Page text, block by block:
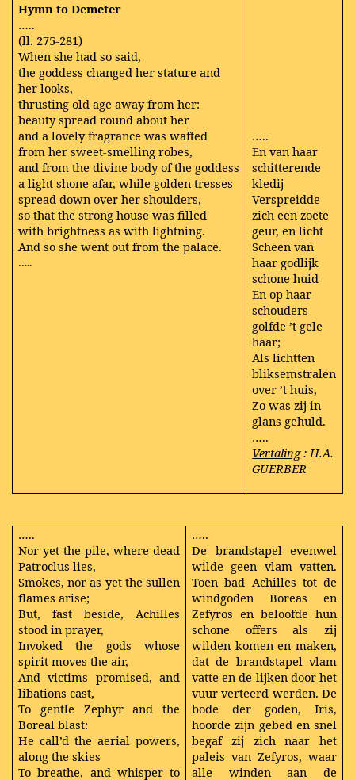
Hymn to Demeter
…..
(ll. 275-281)
When she had so said,
the goddess changed her stature and
her looks,
thrusting old age away from her:
beauty spread round about her
and a lovely fragrance was wafted
from her sweet-smelling robes,
and from the divine body of the goddess
a light shone afar, while golden tresses
spread down over her shoulders,
so that the strong house was filled
with brightness as with lightning.
And so she went out from the palace.
…..
…..
En van haar
schitterende
kledij
Verspreidde
zich een zoete
geur, en licht
Scheen van
haar godlijk
schone huid
En op haar
schouders
golfde ’t gele
haar;
Als lichtten
bliksemstralen
over ’t huis,
Zo was zij in
glans gehuld.
…..
Vertaling : H.A.
GUERBER
…..
Nor yet the pile, where dead
Patroclus lies,
Smokes, nor as yet the sullen
flames arise;
But, fast beside, Achilles
stood in prayer,
Invoked the gods whose
spirit moves the air,
And victims promised, and
libations cast,
To gentle Zephyr and the
Boreal blast:
He call’d the aerial powers,
along the skies
To breathe, and whisper to
…..
De brandstapel evenwel
wilde geen vlam vatten.
Toen bad Achilles tot de
windgoden Boreas en
Zefyros en beloofde hun
schone offers als zij
wilden komen en maken,
dat de brandstapel vlam
vatte en de lijken door het
vuur verteerd werden. De
bode der goden, Iris,
hoorde zijn gebed en snel
begaf zij zich naar het
paleis van Zefyros, waar
alle winden aan de